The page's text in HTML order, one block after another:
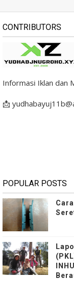
CONTRIBUTORS
Informasi Iklan dan
📩
POPULAR POSTS